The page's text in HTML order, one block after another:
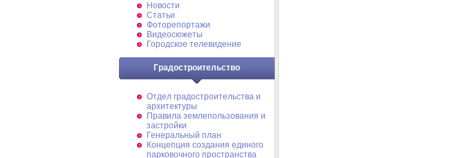
Новости
Статьи
Фоторепортажи
Видеосюжеты
Городское телевидение
Градостроительство
Отдел градостроительства и
архитектуры
Правила землепользования и
застройки
Генеральный план
Концепция создания единого
парковочного пространства